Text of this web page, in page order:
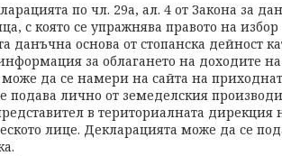
по чл. 29а, ал. 4 от Закона за
с която се упражнява правото на
данъчна основа от стопанска дейност
за облагането на доходите
да се намери на сайта на
подава лично от земеделския
в териториалната дирекция
лице. Декларацията може да се